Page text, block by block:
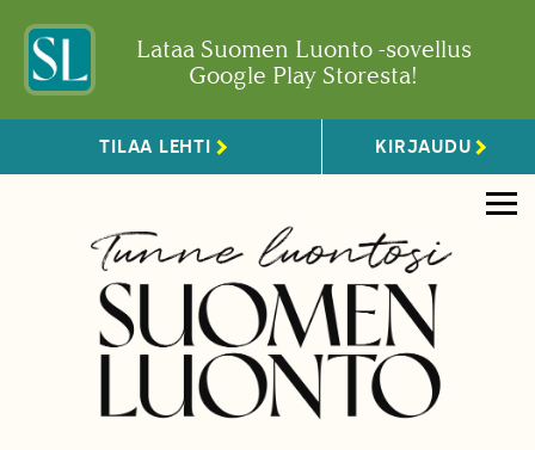
Lataa Suomen Luonto -sovellus
Google Play Storesta!
TILAA LEHTI KIRJAUDU